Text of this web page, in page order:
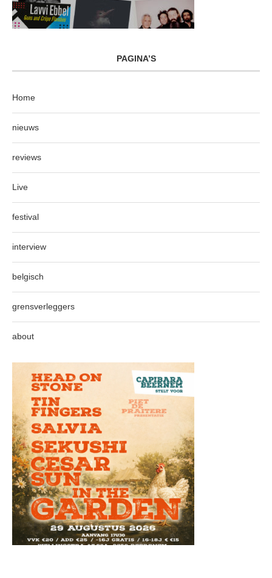
PAGINA’S
Home
nieuws
reviews
Live
festival
interview
belgisch
grensverleggers
about